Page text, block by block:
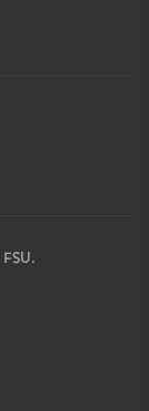
s
u
FSU.